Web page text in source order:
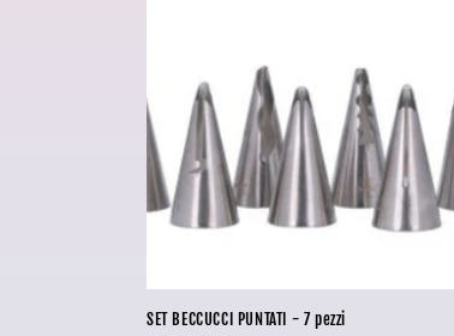
SET BECCUCCI PUNTATI - 7 pezzi